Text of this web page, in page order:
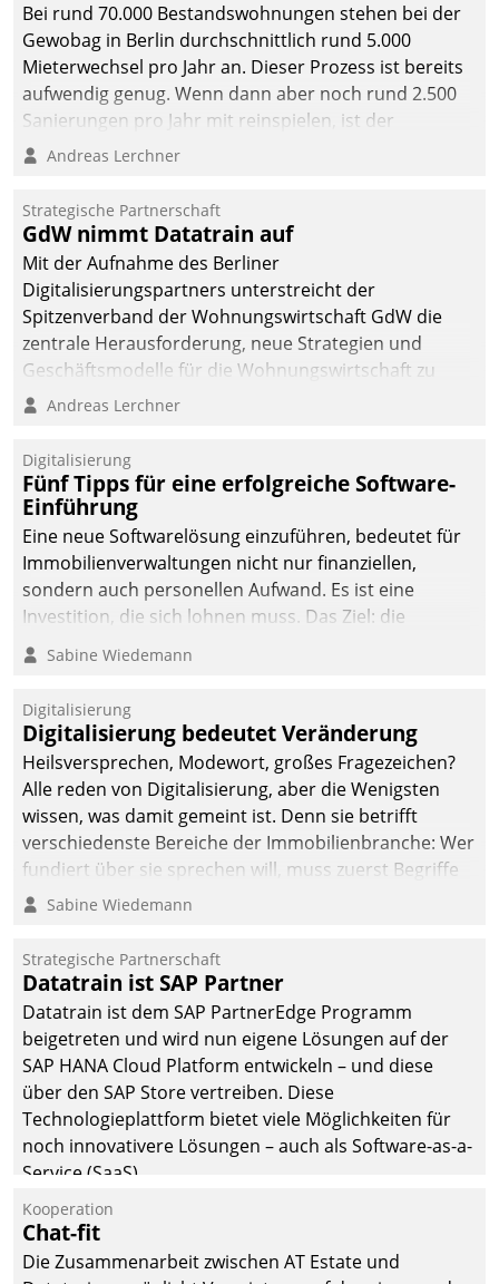
Bei rund 70.000 Bestandswohnungen stehen bei der
Gewobag in Berlin durchschnittlich rund 5.000
Mieterwechsel pro Jahr an. Dieser Prozess ist bereits
aufwendig genug. Wenn dann aber noch rund 2.500
Sanierungen pro Jahr mit reinspielen, ist der
Betreuungs- und Organisationsaufwand immens. Im
kommunale Wohnungsbauunternehmen daher
gemeinsam mit der Berliner Datatrain GmbH den
Teilprozess der Objektsanierung digitalisiert.
Andreas Lerchner
Strategische Partnerschaft
GdW nimmt Datatrain auf
Mit der Aufnahme des Berliner
Digitalisierungspartners unterstreicht der
Spitzenverband der Wohnungswirtschaft GdW die
zentrale Herausforderung, neue Strategien und
Geschäftsmodelle für die Wohnungswirtschaft zu
entwickeln.
Andreas Lerchner
Digitalisierung
Fünf Tipps für eine erfolgreiche Software-
Einführung
Eine neue Softwarelösung einzuführen, bedeutet für
Immobilienverwaltungen nicht nur finanziellen,
sondern auch personellen Aufwand. Es ist eine
Investition, die sich lohnen muss. Das Ziel: die
nachhaltige Optimierung der Geschäftsabläufe. Damit
dieses Ziel erreicht wird, sollten einige Grundregeln
Sabine Wiedemann
Digitalisierung
Digitalisierung bedeutet Veränderung
Heilsversprechen, Modewort, großes Fragezeichen?
Alle reden von Digitalisierung, aber die Wenigsten
wissen, was damit gemeint ist. Denn sie betrifft
verschiedenste Bereiche der Immobilienbranche: Wer
fundiert über sie sprechen will, muss zuerst Begriffe
klären. Ein Aspekt ist die betriebliche Optimierung:
Einsparungen durch optimierte und automatisierte
Prozesse. Doch man darf nicht zu viel erwarten: Allein
mit der Einführung einer neuen Software ist es nicht
getan. Die Digitalisierung erfordert von Unternehmen
die Bereitschaft, sich zu überprüfen, zu hinterfragen
und zu verändern.
Sabine Wiedemann
Strategische Partnerschaft
Datatrain ist SAP Partner
Datatrain ist dem SAP PartnerEdge Programm
beigetreten und wird nun eigene Lösungen auf der
SAP HANA Cloud Platform entwickeln – und diese
über den SAP Store vertreiben. Diese
Technologieplattform bietet viele Möglichkeiten für
noch innovativere Lösungen – auch als Software-as-a-
Service (SaaS).
Kooperation
Chat-fit
Die Zusammenarbeit zwischen AT Estate und